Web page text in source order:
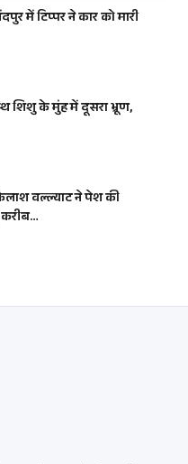
में टिप्पर ने कार को मारी
शिशु के मुंह में दूसरा भ्रूण,
वल्ल्याट ने पेश की
करीब…